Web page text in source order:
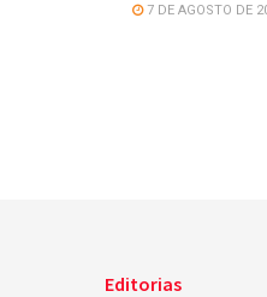
7 DE AGOSTO DE
Editorias